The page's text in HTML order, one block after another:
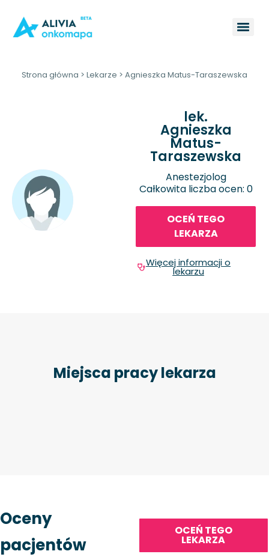
Strona główna > Lekarze > Agnieszka Matus-Taraszewska
lek.
Agnieszka
Matus-
Taraszewska
Anestezjolog
Całkowita liczba ocen: 0
OCEŃ TEGO
LEKARZA
Więcej informacji o
lekarzu
Miejsca pracy lekarza
Oceny
pacjentów
OCEŃ TEGO
LEKARZA